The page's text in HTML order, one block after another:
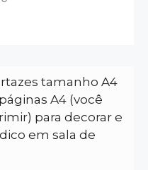
tamanho A4
A4 (você
para decorar e
em sala de